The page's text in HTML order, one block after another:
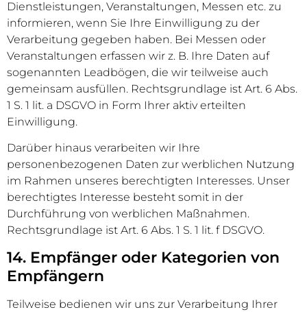
Dienstleistungen, Veranstaltungen, Messen etc. zu
informieren, wenn Sie Ihre Einwilligung zu der
Verarbeitung gegeben haben. Bei Messen oder
Veranstaltungen erfassen wir z. B. Ihre Daten auf
sogenannten Leadbögen, die wir teilweise auch
gemeinsam ausfüllen. Rechtsgrundlage ist Art. 6 Abs.
1 S. 1 lit. a DSGVO in Form Ihrer aktiv erteilten
Einwilligung.
Darüber hinaus verarbeiten wir Ihre
personenbezogenen Daten zur werblichen Nutzung
im Rahmen unseres berechtigten Interesses. Unser
berechtigtes Interesse besteht somit in der
Durchführung von werblichen Maßnahmen.
Rechtsgrundlage ist Art. 6 Abs. 1 S. 1 lit. f DSGVO.
14. Empfänger oder Kategorien von
Empfängern
Teilweise bedienen wir uns zur Verarbeitung Ihrer